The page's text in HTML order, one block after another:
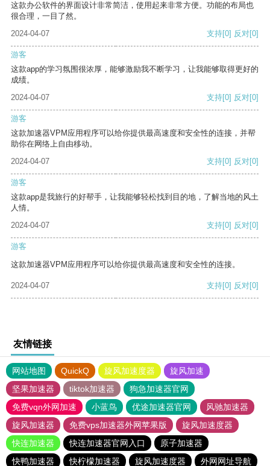
这款办公软件的界面设计非常简洁，使用起来非常方便。功能的布局也
很合理，一目了然。
2024-04-07
支持[0] 反对[0]
游客
这款app的学习氛围很浓厚，能够激励我不断学习，让我能够取得更好的
成绩。
2024-04-07
支持[0] 反对[0]
游客
这款加速器VPM应用程序可以给你提供最高速度和安全性的连接，并帮
助你在网络上自由移动。
2024-04-07
支持[0] 反对[0]
游客
这款app是我旅行的好帮手，让我能够轻松找到目的地，了解当地的风土
人情。
2024-04-07
支持[0] 反对[0]
游客
这款加速器VPM应用程序可以给你提供最高速度和安全性的连接。
2024-04-07 支持[0] 反对[0]
友情链接
网站地图 QuickQ 旋风加速度器
旋风加速
坚果加速器
tiktok加速器
狗急加速器官网
免费vqn外网加速
小蓝鸟 优途加速器官网
风驰加速器
旋风加速器
免费vps加速器外网苹果版
旋风加速度器
快连加速器
快连加速器官网入口
原子加速器
快鸭加速器
快柠檬加速器 旋风加速度器 外网网址导航